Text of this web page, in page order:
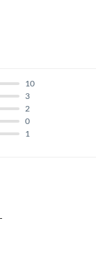
1
0
2
3
10